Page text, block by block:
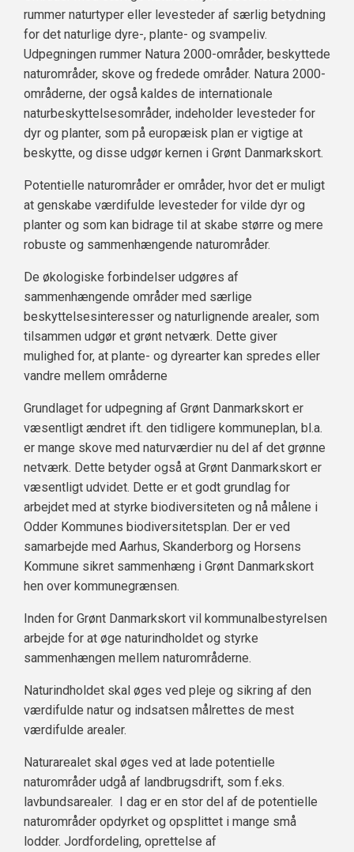
rummer naturtyper eller levesteder af særlig betydning
for det naturlige dyre-, plante- og svampeliv.
Udpegningen rummer Natura 2000-områder, beskyttede
naturområder, skove og fredede områder. Natura 2000-
områderne, der også kaldes de internationale
naturbeskyttelsesområder, indeholder levesteder for
dyr og planter, som på europæisk plan er vigtige at
beskytte, og disse udgør kernen i Grønt Danmarkskort.
Potentielle naturområder er områder, hvor det er muligt
at genskabe værdifulde levesteder for vilde dyr og
planter og som kan bidrage til at skabe større og mere
robuste og sammenhængende naturområder.
De økologiske forbindelser udgøres af
sammenhængende områder med særlige
beskyttelsesinteresser og naturlignende arealer, som
tilsammen udgør et grønt netværk. Dette giver
mulighed for, at plante- og dyrearter kan spredes eller
vandre mellem områderne
Grundlaget for udpegning af Grønt Danmarkskort er
væsentligt ændret ift. den tidligere kommuneplan, bl.a.
er mange skove med naturværdier nu del af det grønne
netværk. Dette betyder også at Grønt Danmarkskort er
væsentligt udvidet. Dette er et godt grundlag for
arbejdet med at styrke biodiversiteten og nå målene i
Odder Kommunes biodiversitetsplan. Der er ved
samarbejde med Aarhus, Skanderborg og Horsens
Kommune sikret sammenhæng i Grønt Danmarkskort
hen over kommunegrænsen.
Inden for Grønt Danmarkskort vil kommunalbestyrelsen
arbejde for at øge naturindholdet og styrke
sammenhængen mellem naturområderne.
Naturindholdet skal øges ved pleje og sikring af den
værdifulde natur og indsatsen målrettes de mest
værdifulde arealer.
Naturarealet skal øges ved at lade potentielle
naturområder udgå af landbrugsdrift, som f.eks.
lavbundsarealer. I dag er en stor del af de potentielle
naturområder opdyrket og opsplittet i mange små
lodder. Jordfordeling, oprettelse af